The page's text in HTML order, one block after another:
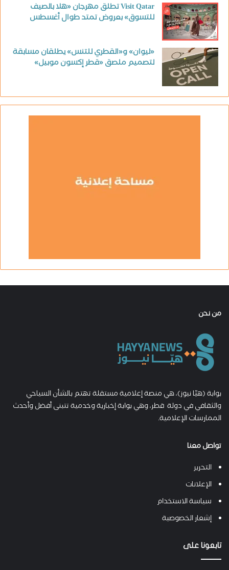
Visit Qatar تطلق مهرجان «هلا بالصيف
للتسوق» بعروض تمتد طوال أغسطس
«ليوان» و«القطري للتنس» يطلقان مسابقة
لتصميم ملصق «قطر إكسون موبيل»
من نحن
بوابة (هيّا نيوز)، هي منصة إعلامية مستقلة تهتم بالشأن السياحي
والثقافي في دولة قطر، وهي بوابة إخبارية وخدمية تتبنى أفضل وأحدث
الممارسات الإعلامية.
تواصل معنا
التحرير
الإعلانات
سياسة الاستخدام
إشعار الخصوصية
تابعونا على